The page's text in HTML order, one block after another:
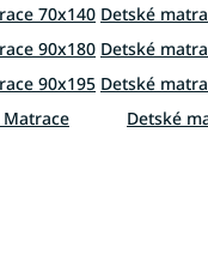
70x140 Detské
90x180 Detské
90x195 Detské
Matrace
Detské